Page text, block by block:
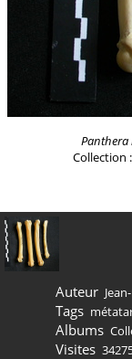
Panthera
Collection
Auteur
Tags
Albums
Visites